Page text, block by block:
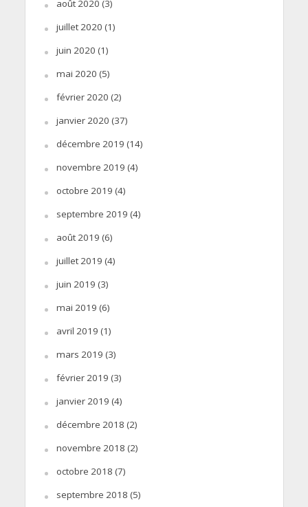
août 2020 (3)
juillet 2020 (1)
juin 2020 (1)
mai 2020 (5)
février 2020 (2)
janvier 2020 (37)
décembre 2019 (14)
novembre 2019 (4)
octobre 2019 (4)
septembre 2019 (4)
août 2019 (6)
juillet 2019 (4)
juin 2019 (3)
mai 2019 (6)
avril 2019 (1)
mars 2019 (3)
février 2019 (3)
janvier 2019 (4)
décembre 2018 (2)
novembre 2018 (2)
octobre 2018 (7)
septembre 2018 (5)